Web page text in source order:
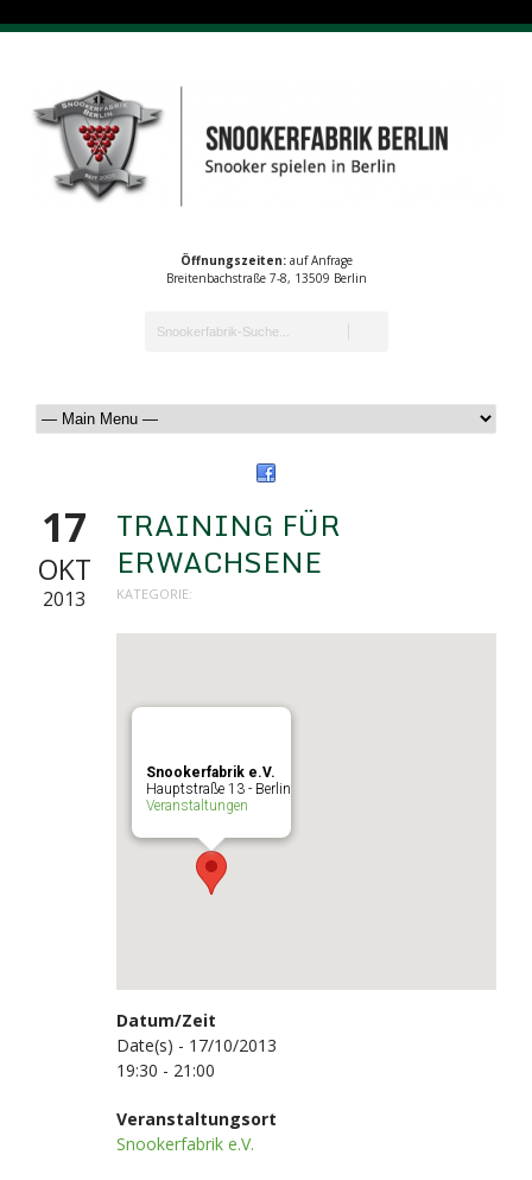
Öffnungszeiten:auf Anfrage
Breitenbachstraße 7-8, 13509 Berlin
17
OKT
2013
TRAINING FÜR
ERWACHSENE
KATEGORIE:
Snookerfabrik e.V.
Hauptstraße 13 - Berlin
Veranstaltungen
Datum/Zeit
Date(s) - 17/10/2013
19:30 - 21:00
Veranstaltungsort
Snookerfabrik e.V.